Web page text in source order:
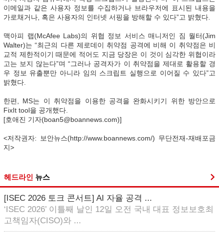
이메일과 같은 사용자 정보를 수집하거나 브라우저에 표시된 내용을
가로채거나, 혹은 사용자의 인터넷 서핑을 방해할 수 있다”고 밝혔다.
맥아피 랩(McAfee Labs)의 위협 정보 서비스 매니저인 짐 월터(Jim
Walter)는 “최근의 다른 제로데이 취약점 공격에 비해 이 취약점은 비
교적 제한적이기 때문에 적어도 지금 당장은 이 것이 심각한 위협이라
고는 보지 않는다”며 “그러나 공격자가 이 취약점을 제대로 활용할 경
우 정보 유출뿐만 아니라 임의 스크립트 실행으로 이어질 수 있다”고
밝혔다.
한편, MS는 이 취약점을 이용한 공격을 완화시키기 위한 방안으로
FixIt tool을 공개했다.
[호애진 기자(boan5@boannews.com)]
<저작권자: 보안뉴스(http://www.boannews.com/) 무단전재-재배포금
지>
헤드라인 뉴스
[ISEC 2026 토크 콘서트] AI 자율 공격 ...
‘ISEC 2026’ 이틀째 날인 12일 오전 국내 대표 정보보호최
고책임자(CISO)와 ...